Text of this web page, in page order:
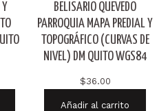
BELISARIO QUEVEDO
PARROQUIA MAPA PREDIAL Y
TOPOGRÁFICO (CURVAS DE
NIVEL) DM QUITO WGS84
$36.00
Añadir al carrito